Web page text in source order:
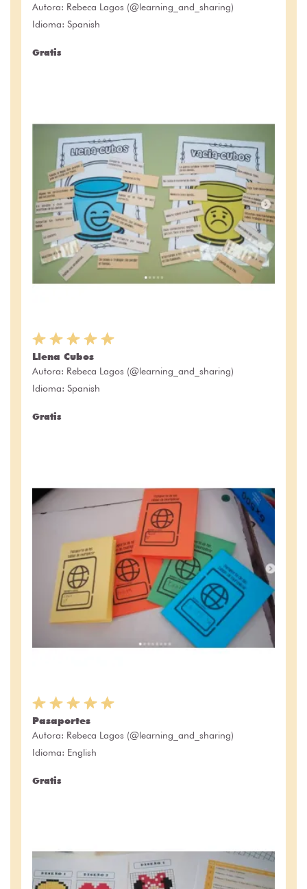
Autora: Rebeca Lagos (@learning_and_sharing)
Idioma: Spanish
Gratis
Llena Cubos
Autora: Rebeca Lagos (@learning_and_sharing)
Idioma: Spanish
Gratis
Pasaportes
Autora: Rebeca Lagos (@learning_and_sharing)
Idioma: English
Gratis